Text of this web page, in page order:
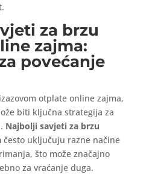
za brzu
zajma:
povećanje
otplate online zajma,
biti ključna strategija za
Najbolji savjeti za brzu
često uključuju razne načine
što može značajno
za vraćanje duga.